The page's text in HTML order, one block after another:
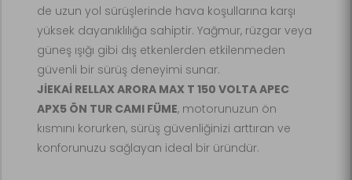
de uzun yol sürüşlerinde hava koşullarına karşı
yüksek dayanıklılığa sahiptir. Yağmur, rüzgar veya
güneş ışığı gibi dış etkenlerden etkilenmeden
güvenli bir sürüş deneyimi sunar.
JİEKAİ RELLAX ARORA MAX T 150 VOLTA APEC
APX5 ÖN TUR CAMI FÜME, motorunuzun ön
kısmını korurken, sürüş güvenliğinizi arttıran ve
konforunuzu sağlayan ideal bir üründür.